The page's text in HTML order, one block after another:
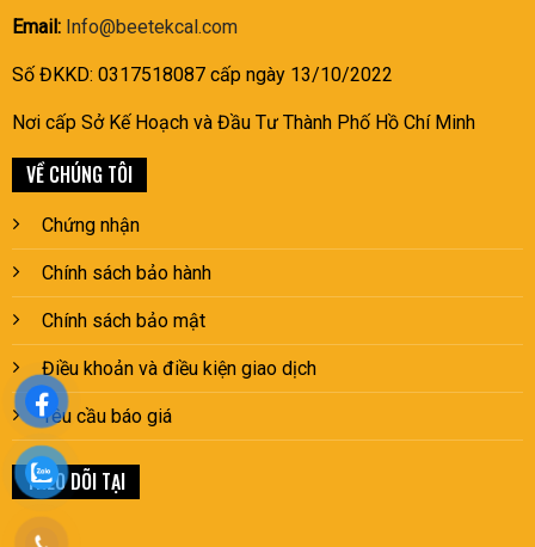
Email: Info@beetekcal.com
Số ĐKKD: 0317518087 cấp ngày 13/10/2022
Nơi cấp Sở Kế Hoạch và Đầu Tư Thành Phố Hồ Chí Minh
VỀ CHÚNG TÔI
Chứng nhận
Chính sách bảo hành
Chính sách bảo mật
Điều khoản và điều kiện giao dịch
Yêu cầu báo giá
THEO DÕI TẠI